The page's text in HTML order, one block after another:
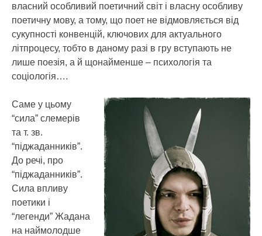
власний особливий поетичний світ і власну особливу
поетичну мову, а тому, що поет не відмовляється від
сукупності конвенцій, ключових для актуального
літпроцесу, тобто в даному разі в гру вступають не
лише поезія, а й щонайменше – психологія та
соціологія….
Саме у цьому
“сила” слемерів
та т. зв.
“піджаданників”.
До речі, про
“піджаданників”.
Сила впливу
поетики і
“легенди” Жадана
на наймолодше